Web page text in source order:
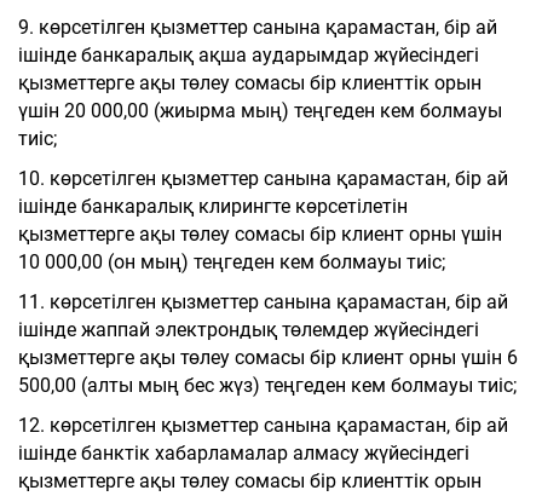
9. көрсетілген қызметтер санына қарамастан, бір ай
ішінде банкаралық ақша аударымдар жүйесіндегі
қызметтерге ақы төлеу сомасы бір клиенттік орын
үшін 20 000,00 (жиырма мың) теңгеден кем болмауы
тиіс;
10. көрсетілген қызметтер санына қарамастан, бір ай
ішінде банкаралық клирингте көрсетілетін
қызметтерге ақы төлеу сомасы бір клиент орны үшін
10 000,00 (он мың) теңгеден кем болмауы тиіс;
11. көрсетілген қызметтер санына қарамастан, бір ай
ішінде жаппай электрондық төлемдер жүйесіндегі
қызметтерге ақы төлеу сомасы бір клиент орны үшін 6
500,00 (алты мың бес жүз) теңгеден кем болмауы тиіс;
12. көрсетілген қызметтер санына қарамастан, бір ай
ішінде банктік хабарламалар алмасу жүйесіндегі
қызметтерге ақы төлеу сомасы бір клиенттік орын